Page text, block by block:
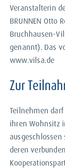
Veranstalterin
BRUNNEN Otto
Bruchhausen-
genannt). Das
www.vilsa.de
Zur
Teilnehmen
ihren Wohnsitz
ausgeschlossen
deren